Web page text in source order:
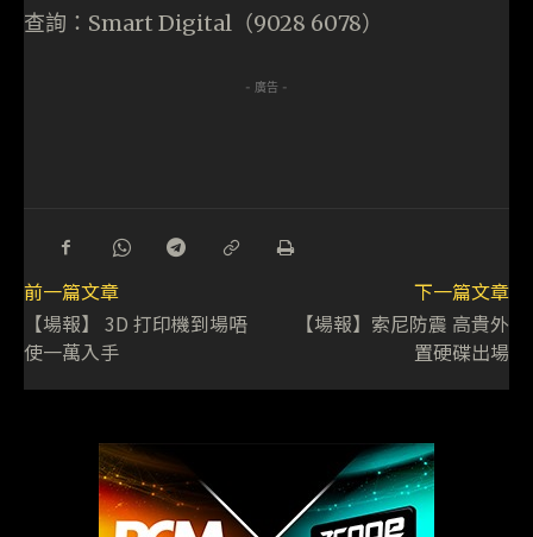
查詢：Smart Digital（9028 6078）
- 廣告 -
前一篇文章
【場報】 3D 打印機到場唔
使一萬入手
下一篇文章
【場報】索尼防震 高貴外
置硬碟出場